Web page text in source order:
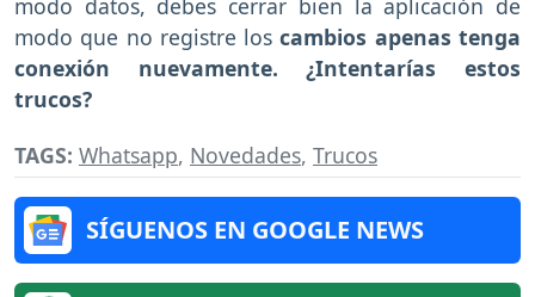
modo datos, debes cerrar bien la aplicación de
modo que no registre loscambios apenas tenga
conexión nuevamente. ¿Intentarías estos
trucos?
TAGS: Whatsapp, Novedades, Trucos
SÍGUENOS EN GOOGLE NEWS